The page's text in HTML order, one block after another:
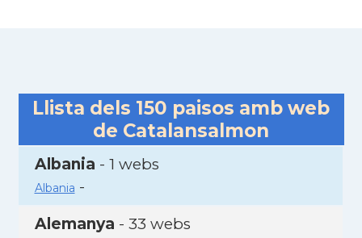
Llista dels 150 paisos amb web
de Catalansalmon
Albania - 1 webs
Albania -
Alemanya - 33 webs